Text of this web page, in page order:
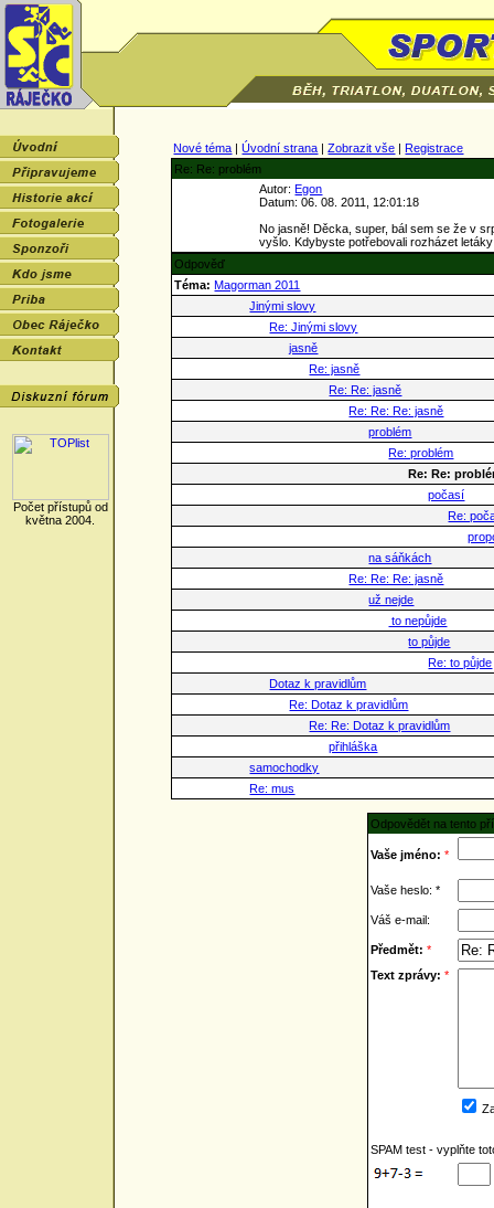
Počet přístupů od
května 2004.
Nové téma |Úvodní strana |Zobrazit vše |Registrace
Re: Re: problém
Autor:Egon
Datum: 06. 08. 2011, 12:01:18
No jasně! Děcka, super, bál sem se že v
vyšlo. Kdybyste potřebovali rozházet
Odpověď
Téma: Magorman 2011
Jinými slovy
Re: Jinými slovy
jasně
Re: jasně
Re: Re: jasně
Re: Re: Re: jasně
problém
Re: problém
Re: Re:
počasí
Re:
na sáňkách
Re: Re: Re: jasně
už nejde
to nepůjde
to půjde
Re: to půjde
Dotaz k pravidlům
Re: Dotaz k pravidlům
Re: Re: Dotaz k pravidlům
přihláška
samochodky
Re: mus
Odpovědět na tento
Vaše jméno: *
Vaše heslo: *
Váš e-mail:
Předmět: *
Text zprávy: *
SPAM test - vyplňte